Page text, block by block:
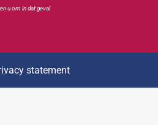
u om in dat geval
statement